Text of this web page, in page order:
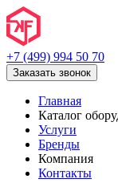
+7 (499) 994 50 70
Заказать звонок
Главная
Каталог
Услуги
Бренды
Компания
Контакты